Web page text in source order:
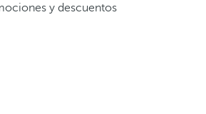
y descuentos